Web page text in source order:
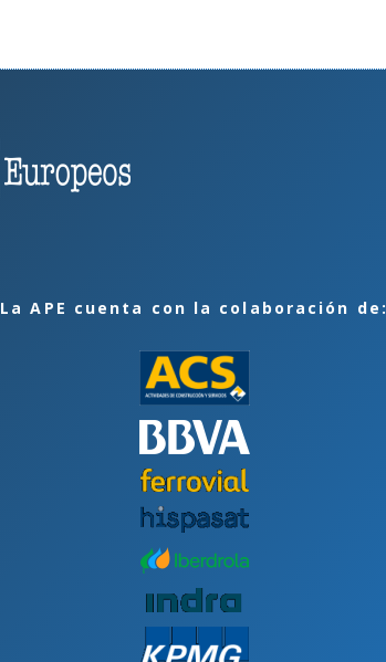
La APE cuenta con la colaboración de: